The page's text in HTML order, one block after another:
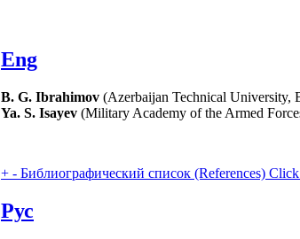
Eng
B. G. Ibrahimov (Azerbaijan Technical University,
Ya. S. Isayev (Military Academy of the Armed
+ - Библиографический список (References) Click
Рус